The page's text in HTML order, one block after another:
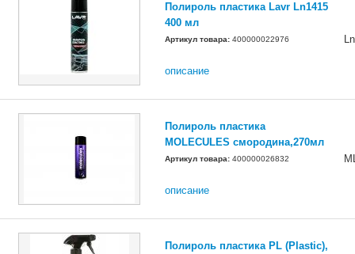
Полироль пластика Lavr Ln1415
400 мл
Артикул товара: 400000022976
описание
Полироль пластика
MOLECULES смородина,270мл
Артикул товара: 400000026832
описание
Полироль пластика PL (Plastic),